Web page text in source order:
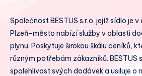
Společnost BESTUS s.r.o. jejíž sídlo je v
Plzeň-město nabízí služby v oblasti
plynu. Poskytuje širokou škálu ceníků,
různým potřebám zákazníků. BESTUS
spolehlivost svých dodávek a usiluje o